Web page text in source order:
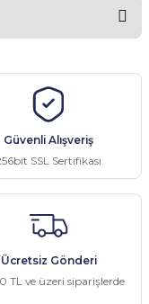
formunu kullanarak
Güvenli Alışveriş
SSL Sertifikası
Ücretsiz Gönderi
TL ve üzeri siparişlerde